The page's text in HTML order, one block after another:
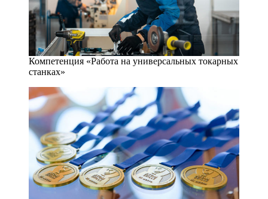
Компетенция «Работа на универсальных токарных
станках»